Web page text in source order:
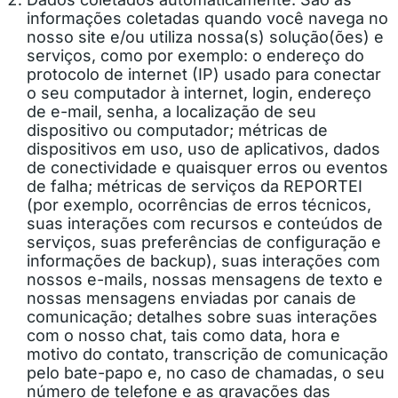
informações coletadas quando você navega no
nosso site e/ou utiliza nossa(s) solução(ões) e
serviços, como por exemplo: o endereço do
protocolo de internet (IP) usado para conectar
o seu computador à internet, login, endereço
de e-mail, senha, a localização de seu
dispositivo ou computador; métricas de
dispositivos em uso, uso de aplicativos, dados
de conectividade e quaisquer erros ou eventos
de falha; métricas de serviços da REPORTEI
(por exemplo, ocorrências de erros técnicos,
suas interações com recursos e conteúdos de
serviços, suas preferências de configuração e
informações de backup), suas interações com
nossos e-mails, nossas mensagens de texto e
nossas mensagens enviadas por canais de
comunicação; detalhes sobre suas interações
com o nosso chat, tais como data, hora e
motivo do contato, transcrição de comunicação
pelo bate-papo e, no caso de chamadas, o seu
número de telefone e as gravações das